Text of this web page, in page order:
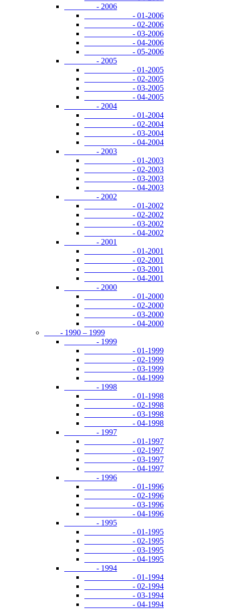
- 2006
- 01-2006
- 02-2006
- 03-2006
- 04-2006
- 05-2006
- 2005
- 01-2005
- 02-2005
- 03-2005
- 04-2005
- 2004
- 01-2004
- 02-2004
- 03-2004
- 04-2004
- 2003
- 01-2003
- 02-2003
- 03-2003
- 04-2003
- 2002
- 01-2002
- 02-2002
- 03-2002
- 04-2002
- 2001
- 01-2001
- 02-2001
- 03-2001
- 04-2001
- 2000
- 01-2000
- 02-2000
- 03-2000
- 04-2000
- 1990 – 1999
- 1999
- 01-1999
- 02-1999
- 03-1999
- 04-1999
- 1998
- 01-1998
- 02-1998
- 03-1998
- 04-1998
- 1997
- 01-1997
- 02-1997
- 03-1997
- 04-1997
- 1996
- 01-1996
- 02-1996
- 03-1996
- 04-1996
- 1995
- 01-1995
- 02-1995
- 03-1995
- 04-1995
- 1994
- 01-1994
- 02-1994
- 03-1994
- 04-1994